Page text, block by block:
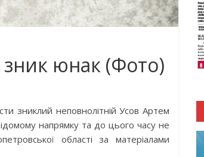
зник юнак (Фото)
зниклий неповнолітній Усов Артем
напрямку та до цього часу не
області за матеріалами